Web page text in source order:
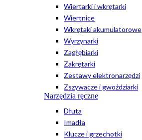
Wiertarki i wkrętarki
Wiertnice
Wkrętaki akumulatorowe
Wyrzynarki
Zagłębiarki
Zakrętarki
Zestawy elektronarzędzi
Zszywacze i gwoździarki
Narzędzia ręczne
Dłuta
Imadła
Klucze i grzechotki